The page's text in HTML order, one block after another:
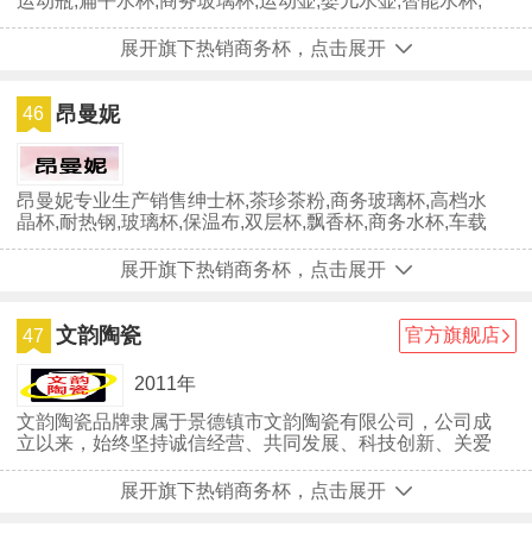
展开旗下热销商务杯，点击展开
46 昂曼妮
昂曼妮专业生产销售绅士杯,茶珍茶粉,商务玻璃杯,高档水
晶杯,耐热钢,玻璃杯,保温布,双层杯,飘香杯,商务水杯,车载
展开旗下热销商务杯，点击展开
47 文韵陶瓷 官方旗舰店
2011年
文韵陶瓷品牌隶属于景德镇市文韵陶瓷有限公司，公司成
立以来，始终坚持诚信经营、共同发展、科技创新、关爱
展开旗下热销商务杯，点击展开